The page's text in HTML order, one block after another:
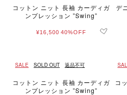
コットン ニット 長袖 カーディガ
ンプレッション ”Swing”
¥16,500 40%OFF
デ
SALE SOLD OUT 返品不可
コットン ニット 長袖 カーディガ
ンプレッション ”Swing”
コ